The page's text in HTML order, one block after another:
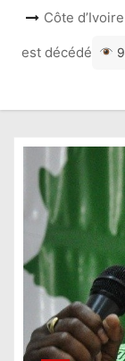
Côte
est décédé